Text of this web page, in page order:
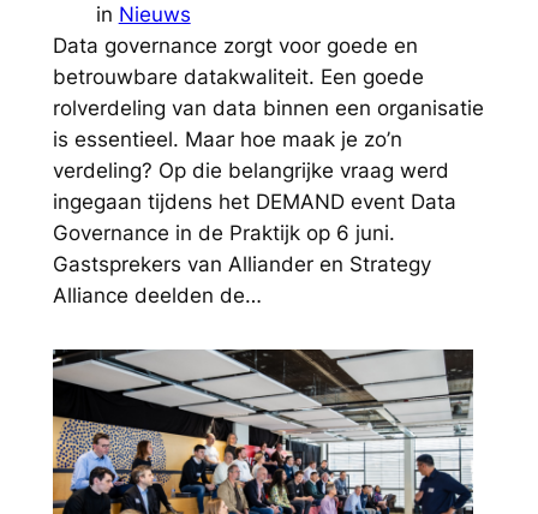
in Nieuws
Data governance zorgt voor goede en
betrouwbare datakwaliteit. Een goede
rolverdeling van data binnen een organisatie
is essentieel. Maar hoe maak je zo’n
verdeling? Op die belangrijke vraag werd
ingegaan tijdens het DEMAND event Data
Governance in de Praktijk op 6 juni.
Gastsprekers van Alliander en Strategy
Alliance deelden de…